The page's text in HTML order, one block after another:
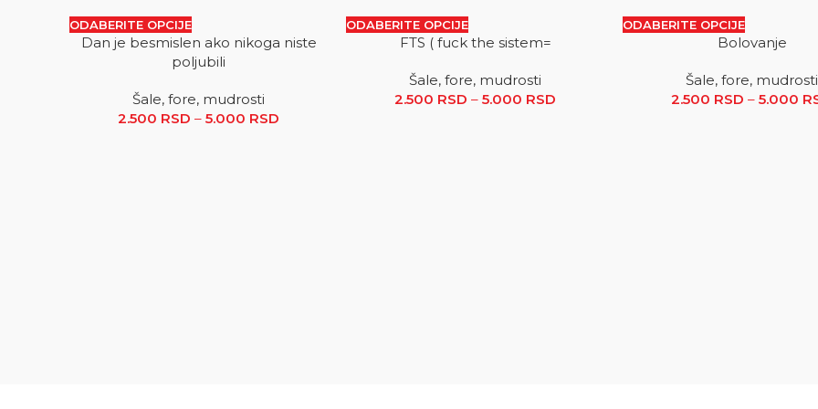
SALE
ODABERITE OPCIJE
Dan je besmislen ako nikoga niste
poljubili
Šale, fore, mudrosti
2.500 RSD – 5.000 RSD
ODABERITE OPCIJE
FTS ( fuck the sistem=
Šale, fore, mudrosti
2.500 RSD – 5.000 RSD Raspon cena: od 2.500 RSD do 5.000
ODABERITE OPCIJE
Bolovanje
Šale, fore, mudrosti
2.500 RSD – 5.000